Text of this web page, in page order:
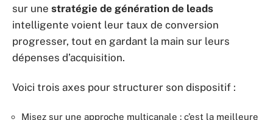
sur une stratégie de génération de leads
intelligente voient leur taux de conversion
progresser, tout en gardant la main sur leurs
dépenses d’acquisition.
Voici trois axes pour structurer son dispositif :
Misez sur une approche multicanale : c’est la meilleure